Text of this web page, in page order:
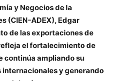
y Negocios de la
(CIEN-ADEX), Edgar
de las exportaciones de
el fortalecimiento de
continúa ampliando su
y generando